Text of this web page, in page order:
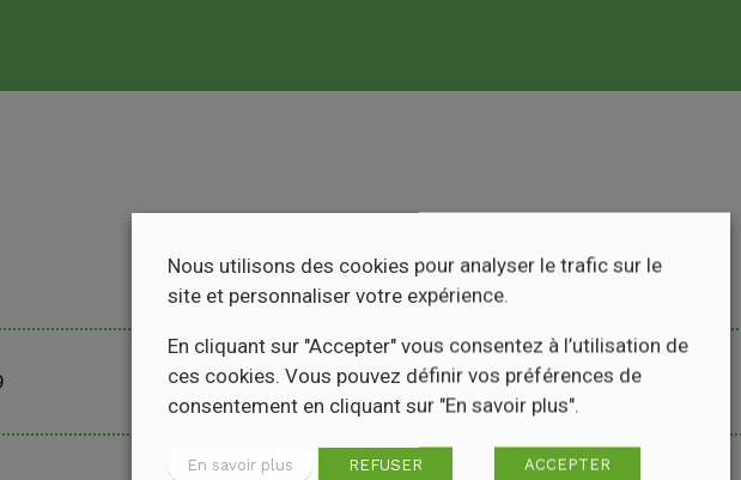
Nous utilisons des cookies pour analyser le trafic sur le
site et personnaliser votre expérience.
En cliquant sur "Accepter" vous consentez à l’utilisation de
ces cookies. Vous pouvez définir vos préférences de
consentement en cliquant sur "En savoir plus".
En savoir plus REFUSER ACCEPTER